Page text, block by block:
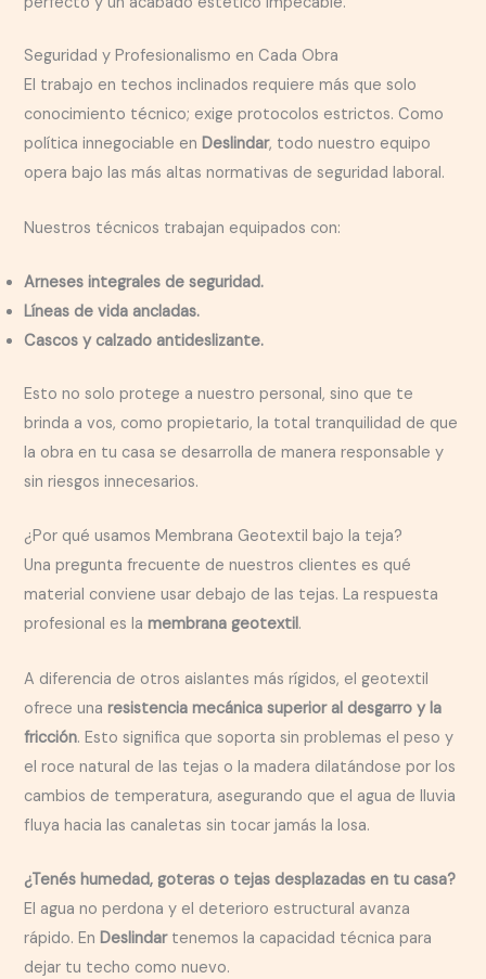
Seguridad y Profesionalismo en Cada Obra
El trabajo en techos inclinados requiere más que solo
conocimiento técnico; exige protocolos estrictos. Como
política innegociable enDeslindar, todo nuestro equipo
opera bajo las más altas normativas de seguridad laboral.
Nuestros técnicos trabajan equipados con:
Arneses integrales de seguridad.
Líneas de vida ancladas.
Cascos y calzado antideslizante.
Esto no solo protege a nuestro personal, sino que te
brinda a vos, como propietario, la total tranquilidad de que
la obra en tu casa se desarrolla de manera responsable y
sin riesgos innecesarios.
¿Por qué usamos Membrana Geotextil bajo la teja?
Una pregunta frecuente de nuestros clientes es qué
material conviene usar debajo de las tejas. La respuesta
profesional es lamembrana geotextil.
A diferencia de otros aislantes más rígidos, el geotextil
ofrece unaresistencia mecánica superior al desgarro y la
fricción. Esto significa que soporta sin problemas el peso y
el roce natural de las tejas o la madera dilatándose por los
cambios de temperatura, asegurando que el agua de lluvia
fluya hacia las canaletas sin tocar jamás la losa.
¿Tenés humedad, goteras o tejas desplazadas en tu casa?
El agua no perdona y el deterioro estructural avanza
rápido. EnDeslindartenemos la capacidad técnica para
dejar tu techo como nuevo.